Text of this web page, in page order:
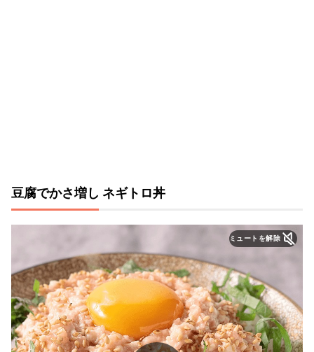
豆腐でかさ増し ネギトロ丼
ミュートを解除